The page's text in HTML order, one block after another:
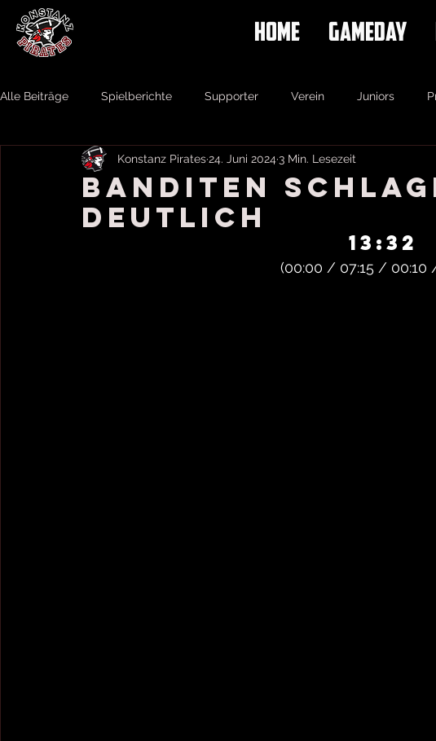
HOME GAMEDAY
Alle Beiträge Spielberichte Supporter Verein Juniors
Banditen
deutlich
Konstanz Pirates24. Juni 2024 3 Min. Lesezeit
13:32
(00:00 / 07:15 / 00:10